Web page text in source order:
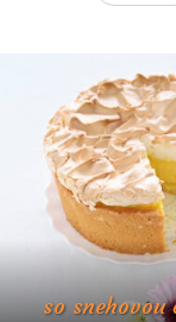
so snehovou